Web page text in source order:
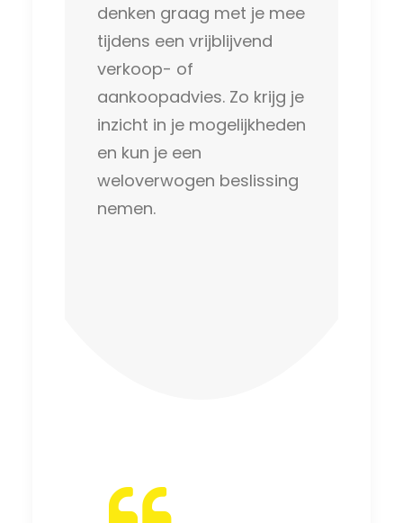
denken graag met je mee
tijdens een vrijblijvend
verkoop- of
aankoopadvies. Zo krijg je
inzicht in je mogelijkheden
en kun je een
weloverwogen beslissing
nemen.